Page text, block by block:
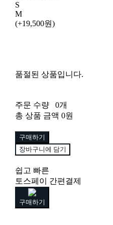
S
M
(+19,500원)
품절된 상품입니다.
주문 수량
0개
총 상품 금액 0원
구매하기
장바구니에 담기
쉽고 빠른
토스페이 간편결제
구매하기